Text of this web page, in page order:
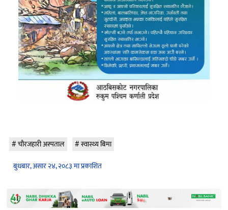
चौरजहारी अस्पताल
स्वास्थ्य बिमा
बुधबार, असार २४, २०८३ मा प्रकाशित